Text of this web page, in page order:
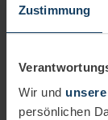
Zustimmung
Wir und
persönlichen
02.08.2024
Mehr erfahren